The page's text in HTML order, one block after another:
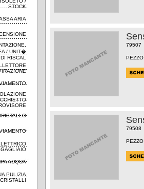
STOCK
ARIA
/ UNIT�
RISCAL
ACQUA
PULIZIA
CRISTALLI
79507
79508